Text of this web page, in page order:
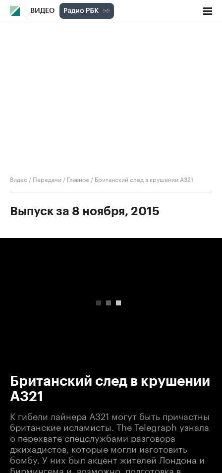
ВИДЕО
Видео / Передачи / Главное / Британский след в крушении А321
Выпуск за 8 ноября, 2015
Британский след в крушении
А321
К гибели лайнера А321 могут быть причастны
британские исламисты. The Telegraph узнала
о перехвате спецслужбами разговора
джихадистов, которые могли изготовить
бомбу. У них был акцент жителей Лондона и
Бирмингема и, возможно, подготовка в